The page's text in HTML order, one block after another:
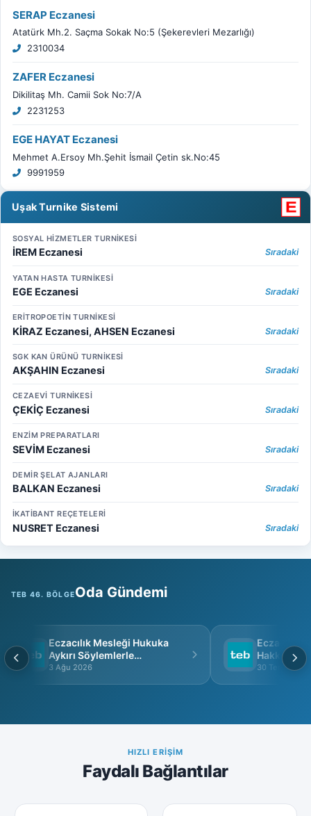
SERAP Eczanesi
Atatürk Mh.2. Saçma Sokak No:5 (Şekerevleri Mezarlığı)
2310034
ZAFER Eczanesi
Dikilitaş Mh. Camii Sok No:7/A
2231253
EGE HAYAT Eczanesi
Mehmet A.Ersoy Mh.Şehit İsmail Çetin sk.No:45
9991959
Uşak Turnike Sistemi
SOSYAL HİZMETLER TURNİKESİ
İREM Eczanesi Sıradaki
YATAN HASTA TURNİKESİ
EGE Eczanesi Sıradaki
ERİTROPOETİN TURNİKESİ
KİRAZ Eczanesi, AHSEN Eczanesi Sıradaki
SGK KAN ÜRÜNÜ TURNİKESİ
AKŞAHIN Eczanesi Sıradaki
CEZAEVİ TURNİKESİ
ÇEKİÇ Eczanesi Sıradaki
ENZİM PREPARATLARI
SEVİM Eczanesi Sıradaki
DEMİR ŞELAT AJANLARI
BALKAN Eczanesi Sıradaki
İKATİBANT REÇETELERİ
NUSRET Eczanesi Sıradaki
TEB 46. BÖLGEOda Gündemi
Eczacılık Mesleği Hukuka
Aykırı Söylemlerle
İtibarsızlaştırılamaz
3 Ağu 2026
Eczacı
Hakkında
30 Tem 2026
HIZLI ERIŞIM
Faydalı Bağlantılar